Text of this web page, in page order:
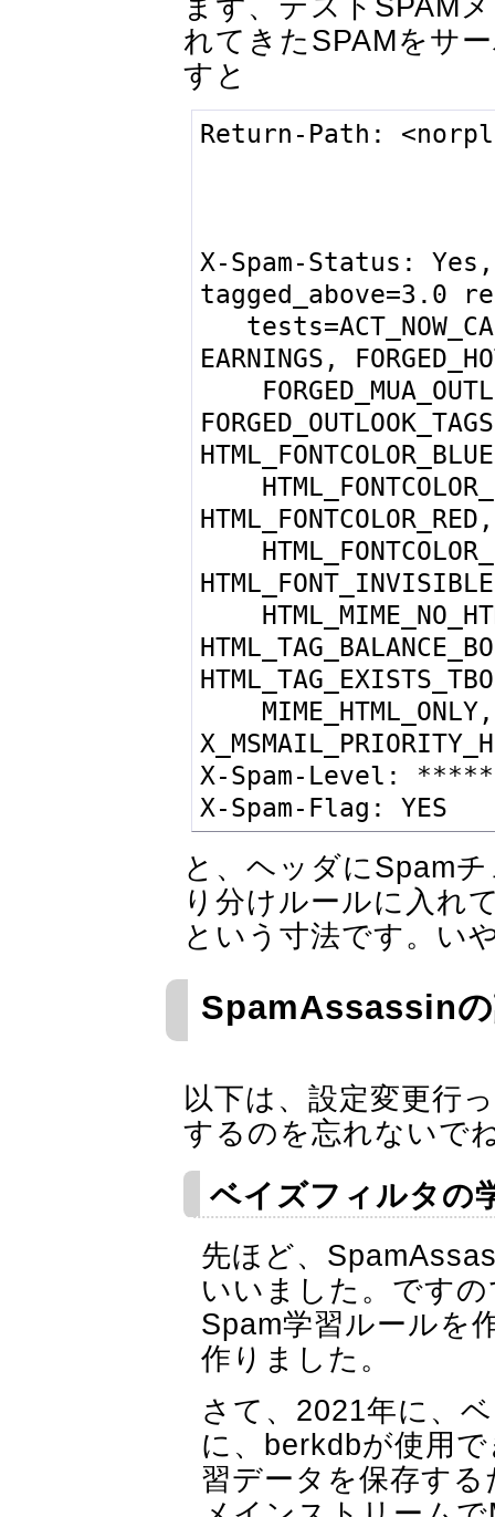
れてきたSPAMをサ
すと
Return-Path:
X-Spam-Status:
tagged_above=3.0
EARNINGS,
X-Spam-Level:
X-Spam-Flag: YES
と、ヘッダにSpam
り分けルールに入れ
という寸法です。い
SpamAssassin
以下は、設定変更行
するのを忘れないで
ベイズフィルタの
先ほど、
いいました。です
Spam学習ルールを
作りました。
さて、2021年に、
に、berkdbが使用
習データを保存す